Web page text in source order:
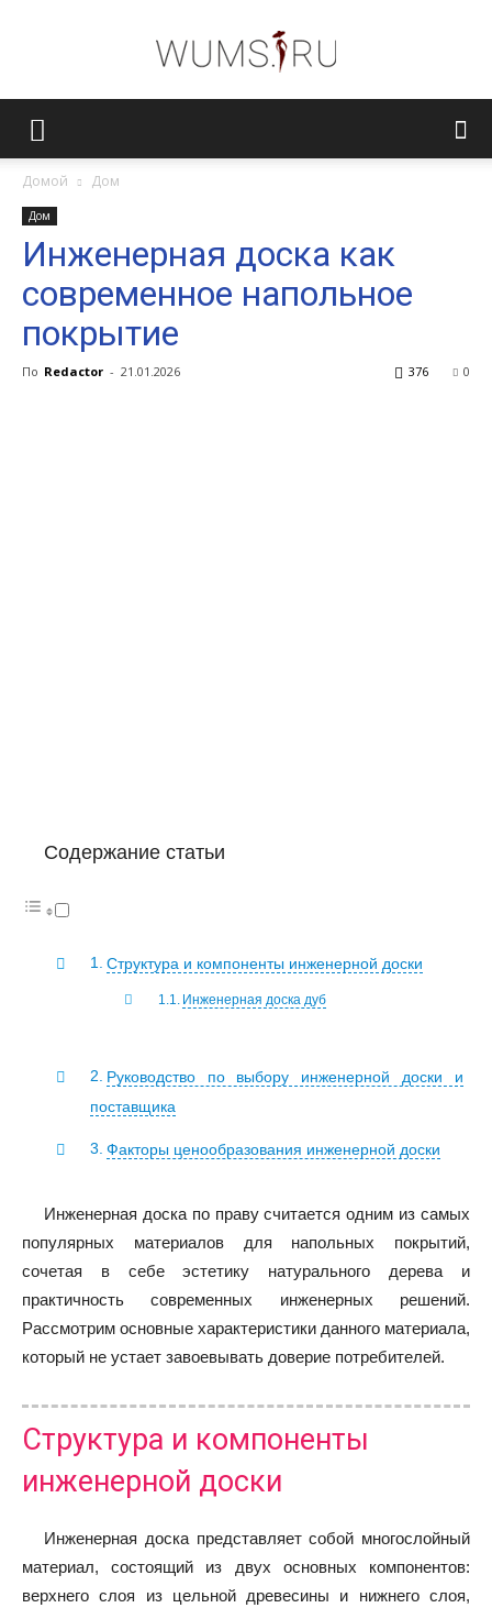
Домой Дом
Дом
Инженерная доска как
современное напольное
покрытие
По Redactor - 21.01.2026 0
376
Содержание статьи
Структура и компоненты инженерной доски
Инженерная доска дуб
Руководство по выбору инженерной доски и
поставщика
Факторы ценообразования инженерной доски
Инженерная доска по праву считается одним из самых
популярных материалов для напольных покрытий,
сочетая в себе эстетику натурального дерева и
практичность современных инженерных решений.
Рассмотрим основные характеристики данного материала,
который не устает завоевывать доверие потребителей.
Структура и компоненты
инженерной доски
Инженерная доска представляет собой многослойный
материал, состоящий из двух основных компонентов:
верхнего слоя из цельной древесины и нижнего слоя,